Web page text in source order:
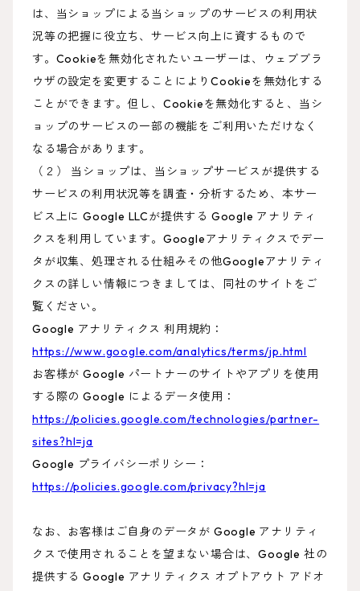
は、当ショップによる当ショップのサービスの利用状
況等の把握に役立ち、サービス向上に資するもので
す。Cookieを無効化されたいユーザーは、ウェブブラ
ウザの設定を変更することによりCookieを無効化する
ことができます。但し、Cookieを無効化すると、当シ
ョップのサービスの一部の機能をご利用いただけなく
なる場合があります。
（２） 当ショップは、当ショップサービスが提供する
サービスの利用状況等を調査・分析するため、本サー
ビス上に Google LLCが提供する Google アナリティ
クスを利用しています。Googleアナリティクスでデー
タが収集、処理される仕組みその他Googleアナリティ
クスの詳しい情報につきましては、同社のサイトをご
覧ください。
Google アナリティクス 利用規約：
https://www.google.com/analytics/terms/jp.html
お客様が Google パートナーのサイトやアプリを使用
する際の Google によるデータ使用：
https://policies.google.com/technologies/partner-
sites?hl=ja
Google プライバシーポリシー：
https://policies.google.com/privacy?hl=ja
なお、お客様はご自身のデータが Google アナリティ
クスで使用されることを望まない場合は、Google 社の
提供する Google アナリティクス オプトアウト アドオ